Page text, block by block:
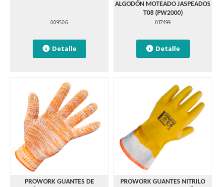
009506
Detalle
ALGODÓN MOTEADO JASPEADOS
T08 (PW2000)
017499
Detalle
PROWORK GUANTES DE PROWORK GUANTES NITRILO